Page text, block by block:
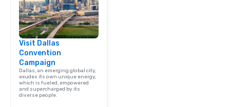
Visit Dallas
Convention
Campaign
Dallas, an emerging global city,
exudes its own unique energy,
which is fueled, empowered
and supercharged by its
diverse people.